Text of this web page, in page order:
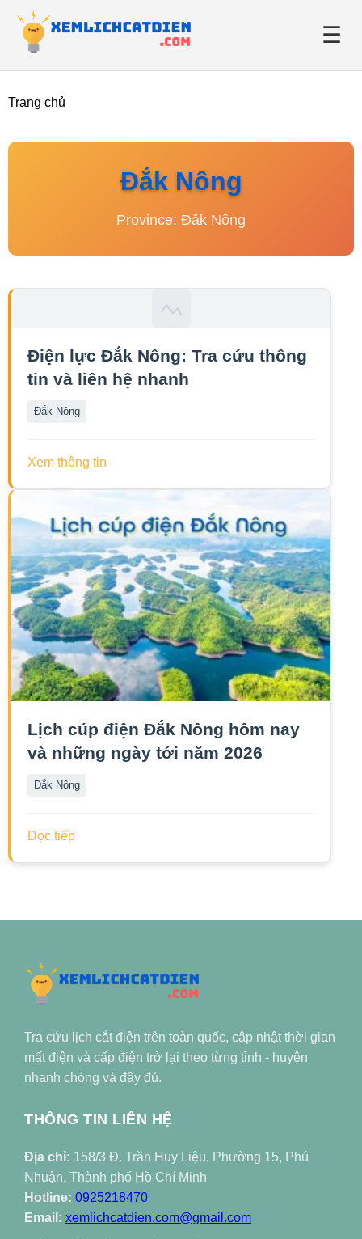
☰
Giới thiệu
Trang chủ
Đắk Nông
Province: Đăk Nông
Điện lực Đắk Nông: Tra cứu thông
tin và liên hệ nhanh
Đắk Nông
Xem thông tin
Lịch cúp điện Đắk Nông hôm nay
và những ngày tới năm 2026
Đắk Nông
Đọc tiếp
Tra cứu lịch cắt điện trên toàn quốc, cập nhật thời gian
mất điện và cấp điện trở lại theo từng tỉnh - huyện
nhanh chóng và đầy đủ.
THÔNG TIN LIÊN HỆ
Địa chỉ: 158/3 Đ. Trần Huy Liệu, Phường 15, Phú
Nhuận, Thành phố Hồ Chí Minh
Hotline: 0925218470
Email: xemlichcatdien.com@gmail.com